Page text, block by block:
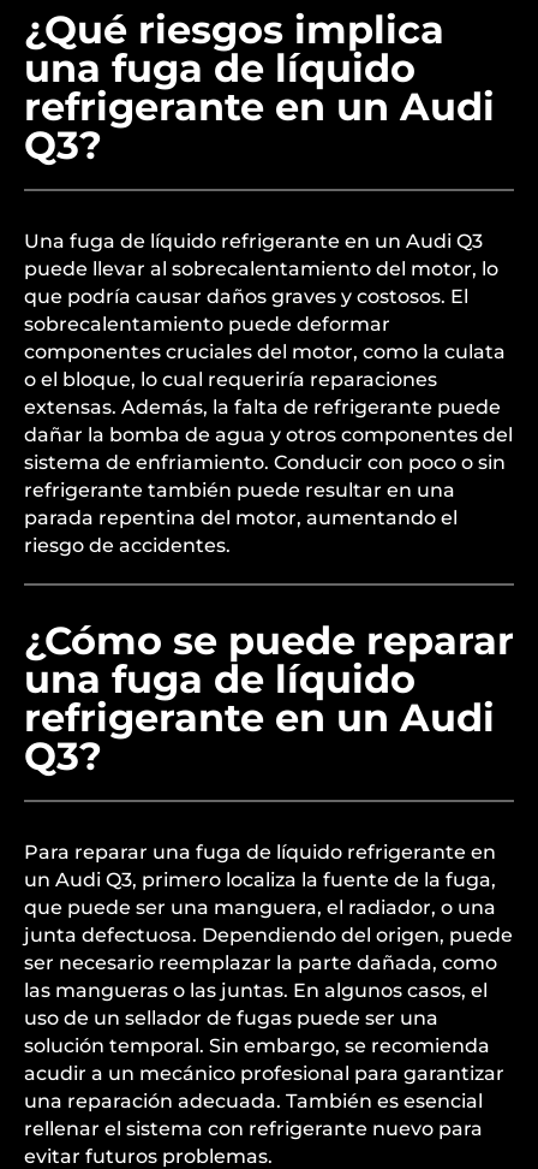
¿Qué riesgos implica
una fuga de líquido
refrigerante en un Audi
Q3?
Una fuga de líquido refrigerante en un Audi Q3
puede llevar al sobrecalentamiento del motor, lo
que podría causar daños graves y costosos. El
sobrecalentamiento puede deformar
componentes cruciales del motor, como la culata
o el bloque, lo cual requeriría reparaciones
extensas. Además, la falta de refrigerante puede
dañar la bomba de agua y otros componentes del
sistema de enfriamiento. Conducir con poco o sin
refrigerante también puede resultar en una
parada repentina del motor, aumentando el
riesgo de accidentes.
¿Cómo se puede reparar
una fuga de líquido
refrigerante en un Audi
Q3?
Para reparar una fuga de líquido refrigerante en
un Audi Q3, primero localiza la fuente de la fuga,
que puede ser una manguera, el radiador, o una
junta defectuosa. Dependiendo del origen, puede
ser necesario reemplazar la parte dañada, como
las mangueras o las juntas. En algunos casos, el
uso de un sellador de fugas puede ser una
solución temporal. Sin embargo, se recomienda
acudir a un mecánico profesional para garantizar
una reparación adecuada. También es esencial
rellenar el sistema con refrigerante nuevo para
evitar futuros problemas.